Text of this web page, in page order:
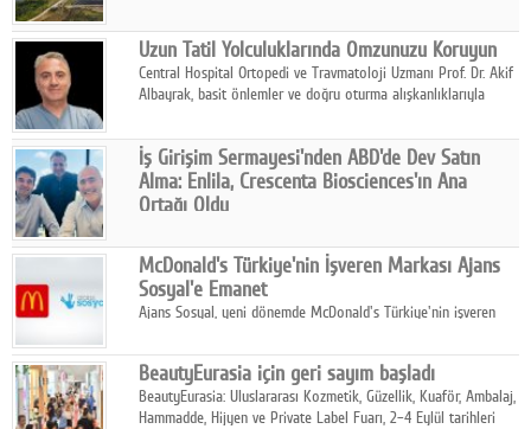
Uzun Tatil Yolculuklarında Omzunuzu Koruyun
Central Hospital Ortopedi ve Travmatoloji Uzmanı Prof. Dr. Akif
Albayrak, basit önlemler ve doğru oturma alışkanlıklarıyla
İş Girişim Sermayesi'nden ABD'de Dev Satın
Alma: Enlila, Crescenta Biosciences'ın Ana
Ortağı Oldu
stratejisini uluslararası ölçeğe taşıyan satın alma hamlesini
tamamladı.
McDonald's Türkiye'nin İşveren Markası Ajans
Sosyal'e Emanet
Ajans Sosyal, yeni dönemde McDonald's Türkiye'nin işveren
BeautyEurasia için geri sayım başladı
BeautyEurasia: Uluslararası Kozmetik, Güzellik, Kuaför, Ambalaj,
Hammadde, Hijyen ve Private Label Fuarı, 2–4 Eylül tarihleri